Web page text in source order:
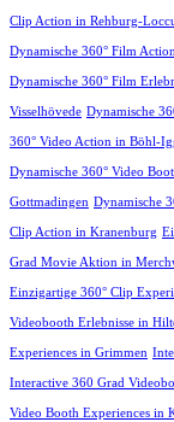
Clip Action in Rehburg-
Dynamische 360° Film
Dynamische 360° Film
Visselhövede Dynamische
360° Video Action in Böhl-
Dynamische 360° Video
Gottmadingen Dynamische
Clip Action in Kranenburg
Grad Movie Aktion in
Einzigartige 360° Clip
Videobooth Erlebnisse in
Experiences in Grimmen
Interactive 360 Grad
Video Booth Experiences in